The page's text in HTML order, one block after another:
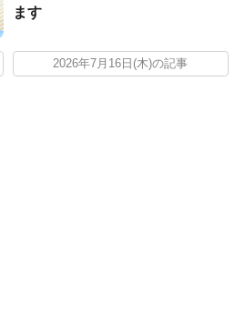
ます
2026年7月16日(木)の記事